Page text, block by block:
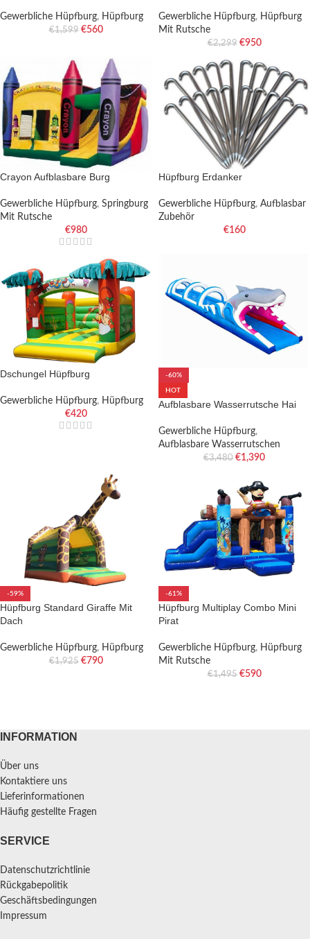
Gewerbliche Hüpfburg, Hüpfburg
€1,599 €560
Gewerbliche Hüpfburg, Hüpfburg
Mit Rutsche
€2,299 €950
Crayon Aufblasbare Burg
Gewerbliche Hüpfburg, Springburg
Mit Rutsche
€980
Hüpfburg Erdanker
Gewerbliche Hüpfburg, Aufblasbar
Zubehör
€160
Dschungel Hüpfburg
Gewerbliche Hüpfburg, Hüpfburg
€420
-60%
HOT
Aufblasbare Wasserrutsche Hai
Gewerbliche Hüpfburg,
Aufblasbare Wasserrutschen
€3,480 €1,390
-59%
Hüpfburg Standard Giraffe Mit
Dach
Gewerbliche Hüpfburg, Hüpfburg
€1,925 €790
-61%
Hüpfburg Multiplay Combo Mini
Pirat
Gewerbliche Hüpfburg, Hüpfburg
Mit Rutsche
€1,495 €590
INFORMATION
Über uns
Kontaktiere uns
Lieferinformationen
Häufig gestellte Fragen
SERVICE
Datenschutzrichtlinie
Rückgabepolitik
Geschäftsbedingungen
Impressum